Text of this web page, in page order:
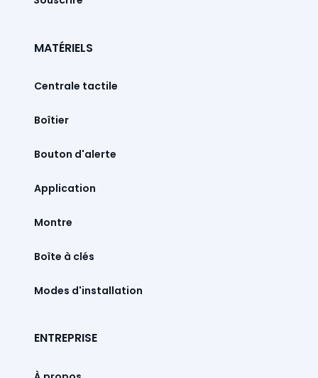
MATÉRIELS
Centrale tactile
Boîtier
Bouton d'alerte
Montre
Boîte à clés
Modes d'installation
ENTREPRISE